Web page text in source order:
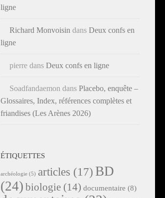
ligne
Richard Monvoisin dans Deux confs en
ligne
pierre dans Deux confs en ligne
Soadfandaemon dans Placebo, enquête –
Glossaires, Index, références complètes et
friandises (Les Arènes 2026)
ÉTIQUETTES
archéologie (5) articles (17) BD
(24) biologie (14) documentaire (8)